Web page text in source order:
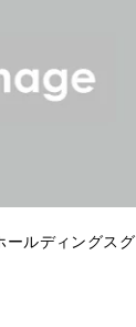
ルディングスグ